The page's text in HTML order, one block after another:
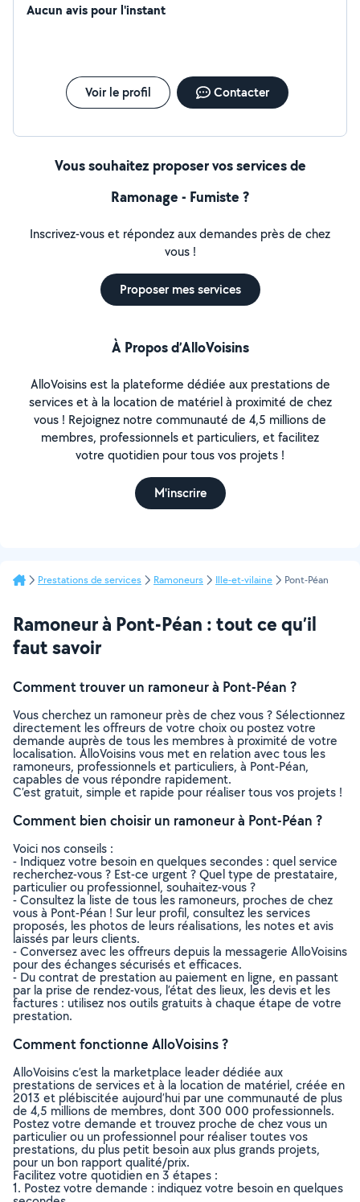
Aucun avis pour l'instant
Voir le profil Contacter
Vous souhaitez proposer vos services de
Ramonage - Fumiste ?
Inscrivez-vous et répondez aux demandes près de chez
vous !
Proposer mes services
À Propos d’AlloVoisins
AlloVoisins est la plateforme dédiée aux prestations de
services et à la location de matériel à proximité de chez
vous ! Rejoignez notre communauté de 4,5 millions de
membres, professionnels et particuliers, et facilitez
votre quotidien pour tous vos projets !
M'inscrire
Prestations de services Ramoneurs Ille-et-vilaine Pont-Péan
Ramoneur à Pont-Péan : tout ce qu’il
faut savoir
Comment trouver un ramoneur à Pont-Péan ?
Vous cherchez un ramoneur près de chez vous ? Sélectionnez
directement les offreurs de votre choix ou postez votre
demande auprès de tous les membres à proximité de votre
localisation. AlloVoisins vous met en relation avec tous les
ramoneurs, professionnels et particuliers, à Pont-Péan,
capables de vous répondre rapidement.
C’est gratuit, simple et rapide pour réaliser tous vos projets !
Comment bien choisir un ramoneur à Pont-Péan ?
Voici nos conseils :
- Indiquez votre besoin en quelques secondes : quel service
recherchez-vous ? Est-ce urgent ? Quel type de prestataire,
particulier ou professionnel, souhaitez-vous ?
- Consultez la liste de tous les ramoneurs, proches de chez
vous à Pont-Péan ! Sur leur profil, consultez les services
proposés, les photos de leurs réalisations, les notes et avis
laissés par leurs clients.
- Conversez avec les offreurs depuis la messagerie AlloVoisins
pour des échanges sécurisés et efficaces.
- Du contrat de prestation au paiement en ligne, en passant
par la prise de rendez-vous, l’état des lieux, les devis et les
factures : utilisez nos outils gratuits à chaque étape de votre
prestation.
Comment fonctionne AlloVoisins ?
AlloVoisins c’est la marketplace leader dédiée aux
prestations de services et à la location de matériel, créée en
2013 et plébiscitée aujourd’hui par une communauté de plus
de 4,5 millions de membres, dont 300 000 professionnels.
Postez votre demande et trouvez proche de chez vous un
particulier ou un professionnel pour réaliser toutes vos
prestations, du plus petit besoin aux plus grands projets,
pour un bon rapport qualité/prix.
Facilitez votre quotidien en 3 étapes :
1. Postez votre demande : indiquez votre besoin en quelques